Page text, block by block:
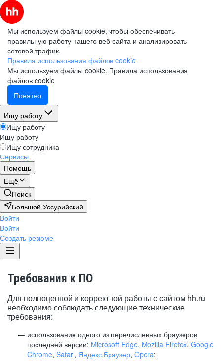
Мы используем файлы cookie, чтобы обеспечивать
правильную работу нашего веб-сайта и анализировать
сетевой трафик.
Правила использования файлов cookie
Мы используем файлы cookie. Правила использования
файлов cookie
Понятно
Ищу работу
Ищу работу
Ищу работу
Ищу сотрудника
Сервисы
Помощь
Ещё
Поиск
Большой Уссурийский
Войти
Войти
Создать резюме
Требования к ПО
Для полноценной и корректной работы с сайтом hh.ru
необходимо соблюдать следующие технические
требования:
использование одного из перечисленных браузеров
последней версии: Microsoft Edge, Mozilla Firefox, Google
Chrome, Safari, Яндекс.Браузер, Opera;